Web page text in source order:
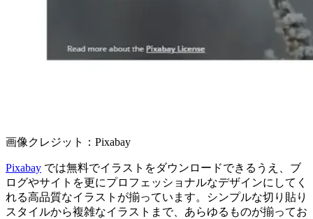
画像クレジット：Pixabay
Pixabay では無料でイラストをダウンロードできるうえ、ブ
ログやサイトを更にプロフェッショナルなデザインにしてく
れる高品質なイラストが揃っています。シンプルな切り貼り
スタイルから複雑なイラストまで、あらゆるものが揃ってお